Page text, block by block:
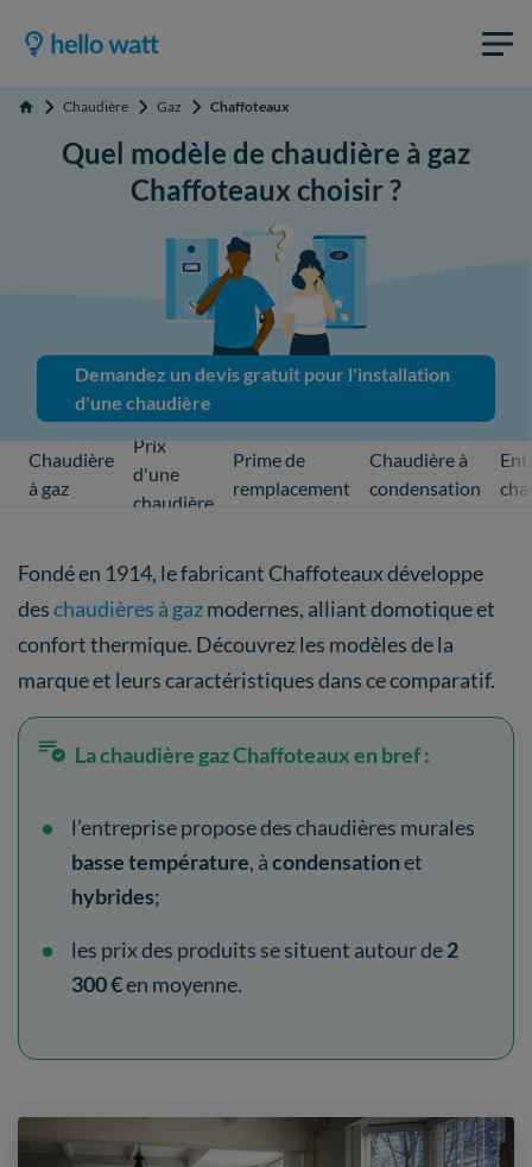
Accueil Chaudière Gaz Chaffoteaux
Quel modèle de chaudière à gaz
Chaffoteaux choisir ?
Demandez un devis gratuit pour l'installation
d'une chaudière
Chaudière
à gaz
Prix
d'une
chaudière
Prime de
remplacement
Chaudière à
condensation
Fondé en 1914, le fabricant Chaffoteaux développe
deschaudières à gazmodernes, alliant domotique et
confort thermique. Découvrez les modèles de la
marque et leurs caractéristiques dans ce comparatif.
La chaudière gaz Chaffoteaux en bref :
l’entreprise propose des chaudières murales
basse température, àcondensationet
hybrides;
les prix des produits se situent autour de2
300 €en moyenne.